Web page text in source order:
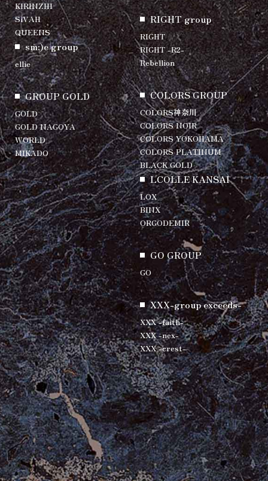
KIRINZHI
SiVAH
QUEENS
sm:)e group
ellie
GROUP GOLD
GOLD
GOLD NAGOYA
WORLD
MIKADO
RIGHT group
RIGHT
RIGHT -R2-
Rebellion
COLORS GROUP
COLORS神奈川
COLORS NOIR
COLORS YOKOHAMA
COLORS PLATINUM
BLACK GOLD
LCOLLE KANSAI
LOX
BINX
ORGODEMIR
GO GROUP
GO
XXX-group exceeds-
XXX -faith-
XXX -nex-
XXX -crest-